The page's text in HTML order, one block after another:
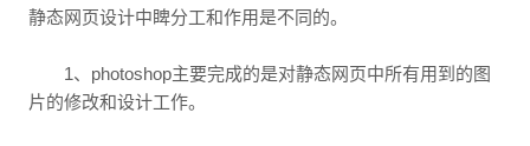
静态网页设计中睥分工和作用是不同的。
1、photoshop主要完成的是对静态网页中所有用到的图
片的修改和设计工作。